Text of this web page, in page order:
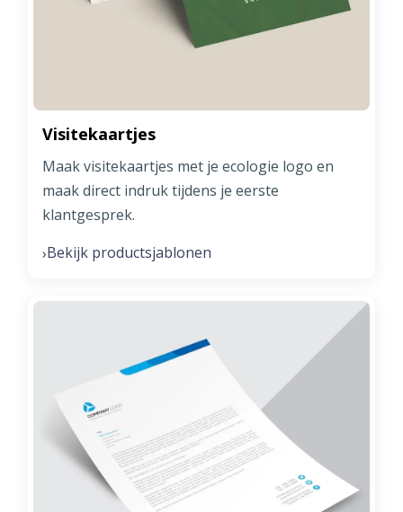
Visitekaartjes
Maak visitekaartjes met je ecologie logo en
maak direct indruk tijdens je eerste
klantgesprek.
›Bekijk productsjablonen